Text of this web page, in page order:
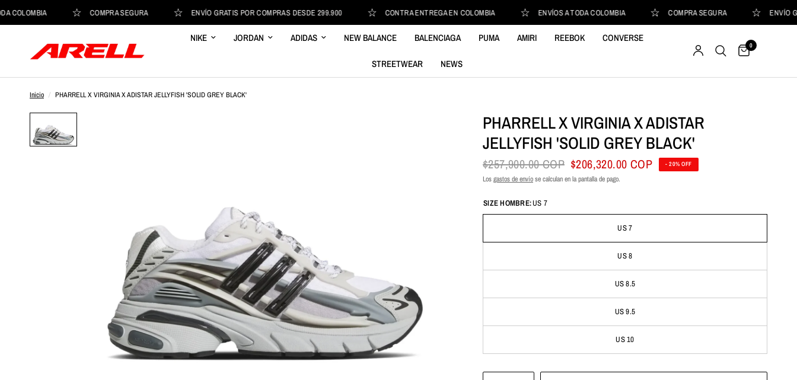
COMPRA SEGURA ENVÍO GRATIS POR COMPRAS DESDE 299.900 CONTRA ENTREGA EN COLOMBIA ENVÍOS A TODA COLOMBIA COMPRA SEGURA ENVÍO
NIKE JORDAN ADIDAS NEW BALANCE BALENCIAGA PUMA AMIRI REEBOK CONVERSE
STREETWEAR NEWS
0
Inicio / PHARRELL X VIRGINIA X ADISTAR JELLYFISH 'SOLID GREY BLACK'
PHARRELL X VIRGINIA X ADISTAR
JELLYFISH 'SOLID GREY BLACK'
$257,900.00 COP $206,320.00 COP - 20% OFF
Losgastos de envíose calculan en la pantalla de pago.
SIZE HOMBRE:US 7
US 7
US 8
US 8.5
US 9.5
US 10